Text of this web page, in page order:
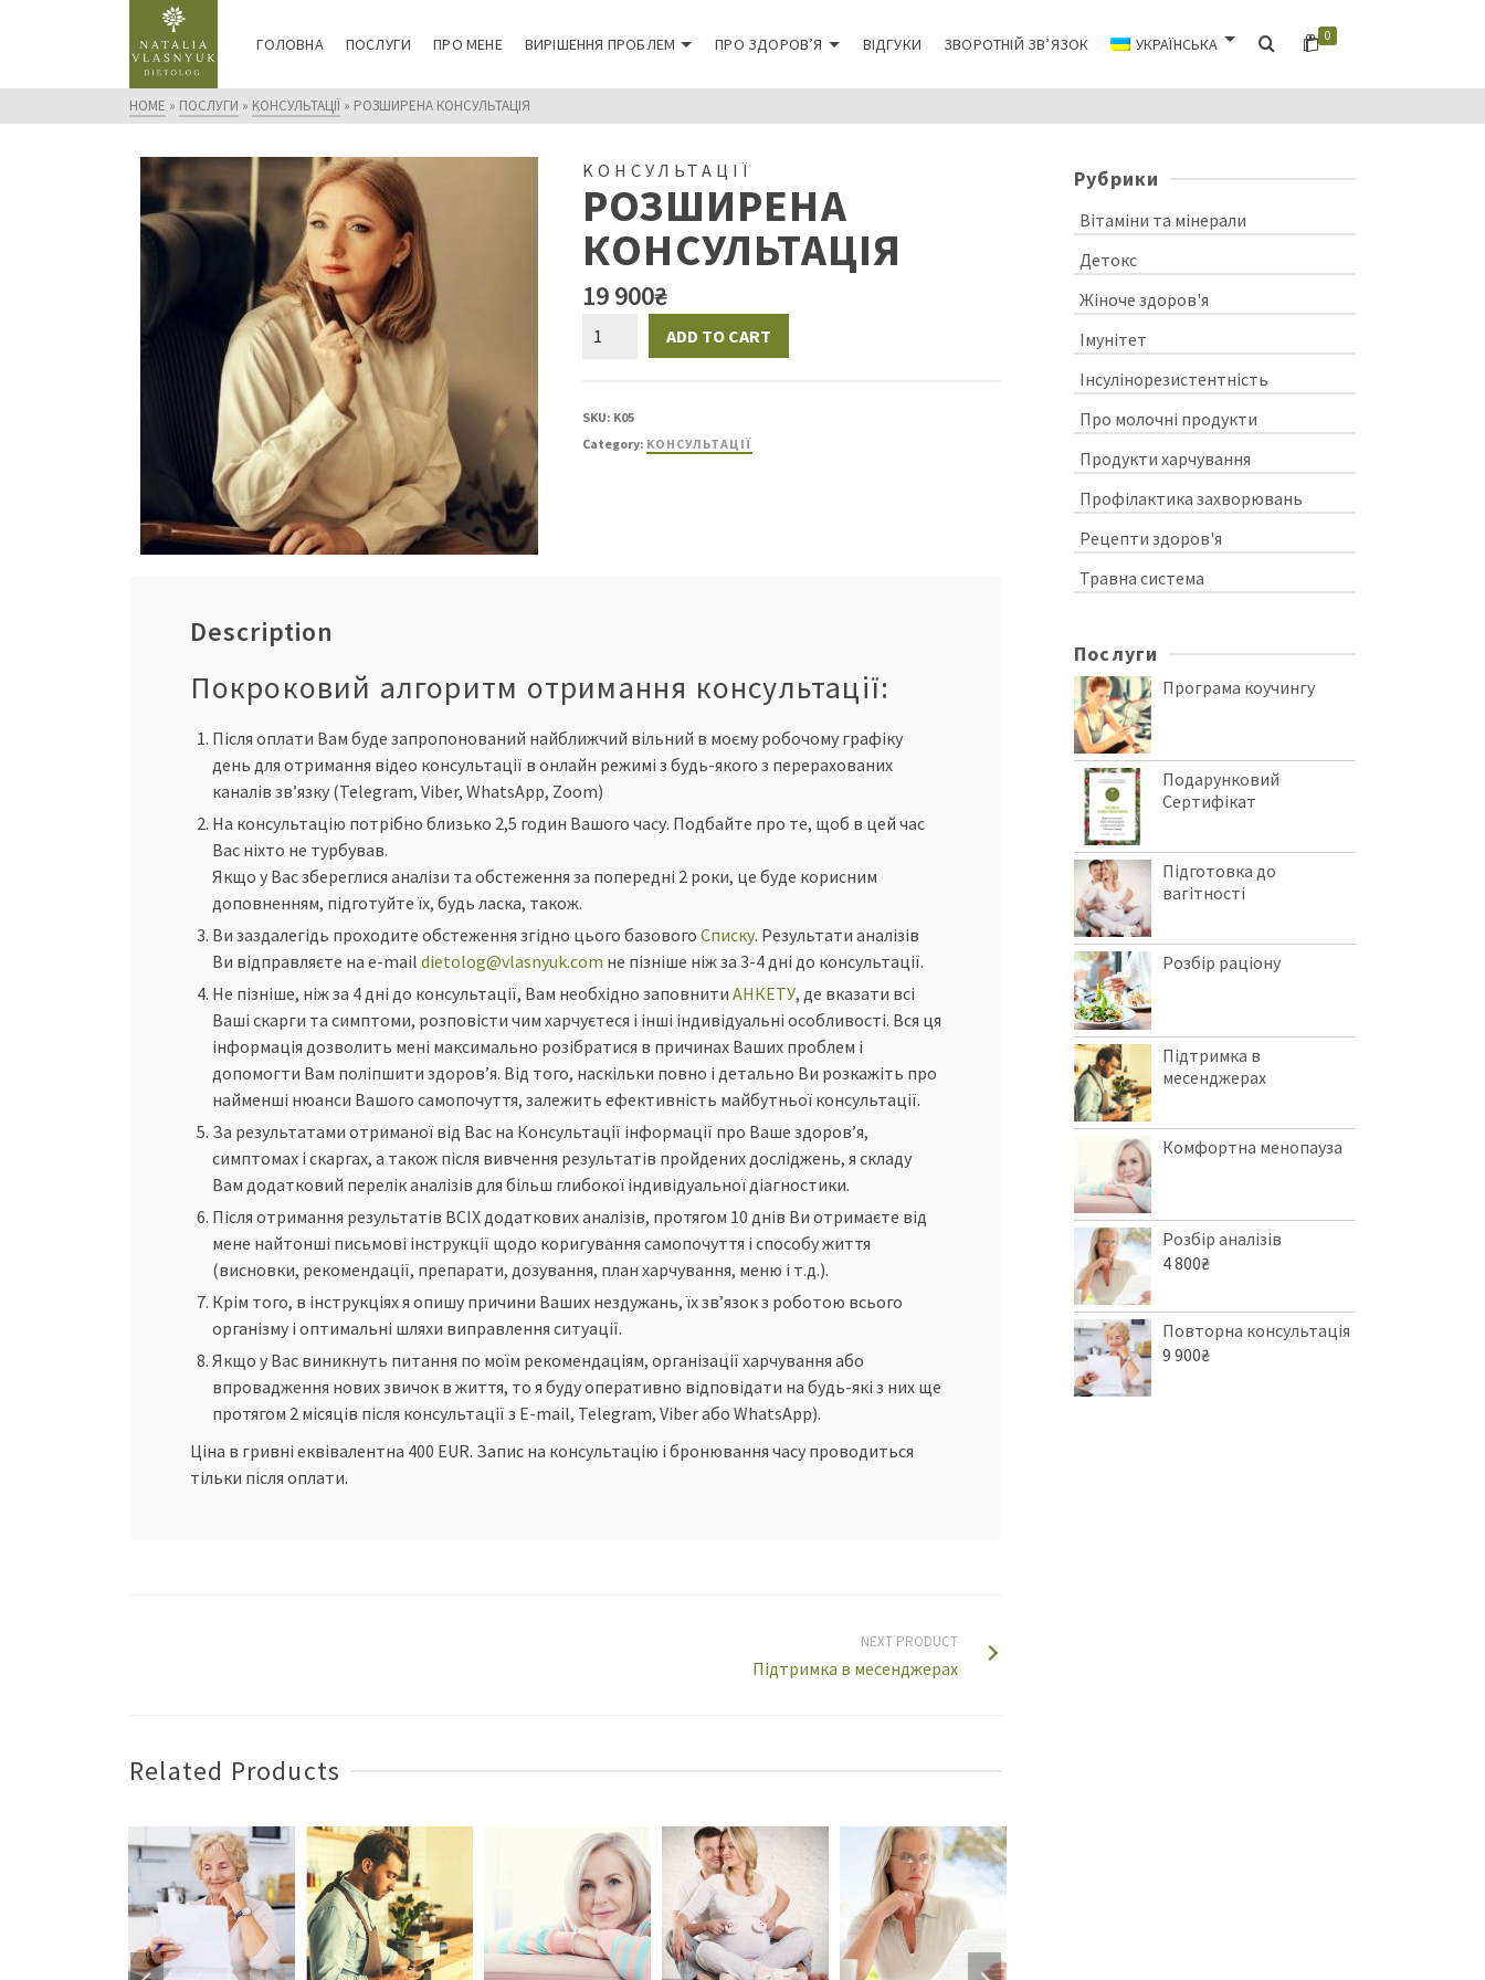
ГОЛОВНА ПОСЛУГИ ПРО МЕНЕ ВИРІШЕННЯ ПРОБЛЕМ ПРО ЗДОРОВ’Я ВІДГУКИ ЗВОРОТНІЙ ЗВ’ЯЗОК УКРАЇНСЬКА 0
HOME » ПОСЛУГИ » KОНСУЛЬТАЦІЇ » РОЗШИРЕНА КОНСУЛЬТАЦІЯ
KОНСУЛЬТАЦІЇ
РОЗШИРЕНА
КОНСУЛЬТАЦІЯ
19 900₴
ADD TO CART
SKU: K05
Category: KОНСУЛЬТАЦІЇ
Description
Покроковий алгоритм отримання консультації:
Після оплати Вам буде запропонований найближчий вільний в моєму робочому графіку
день для отримання відео консультації в онлайн режимі з будь-якого з перерахованих
каналів зв’язку (Telegram, Viber, WhatsApp, Zoom)
На консультацію потрібно близько 2,5 годин Вашого часу. Подбайте про те, щоб в цей час
Вас ніхто не турбував.
Якщо у Вас збереглися аналізи та обстеження за попередні 2 роки, це буде корисним
доповненням, підготуйте їх, будь ласка, також.
Ви заздалегідь проходите обстеження згідно цього базового Списку. Результати аналізів
Ви відправляєте на е-mail dietolog@vlasnyuk.com не пізніше ніж за 3-4 дні до консультації.
Не пізніше, ніж за 4 дні до консультації, Вам необхідно заповнити АНКЕТУ, де вказати всі
Ваші скарги та симптоми, розповісти чим харчуєтеся і інші індивідуальні особливості. Вся ця
інформація дозволить мені максимально розібратися в причинах Ваших проблем і
допомогти Вам поліпшити здоров’я. Від того, наскільки повно і детально Ви розкажіть про
найменші нюанси Вашого самопочуття, залежить ефективність майбутньої консультації.
За результатами отриманої від Вас на Консультації інформації про Ваше здоров’я,
симптомах і скаргах, а також після вивчення результатів пройдених досліджень, я складу
Вам додатковий перелік аналізів для більш глибокої індивідуальної діагностики.
Після отримання результатів ВСІХ додаткових аналізів, протягом 10 днів Ви отримаєте від
мене найтонші письмові інструкції щодо коригування самопочуття і способу життя
(висновки, рекомендації, препарати, дозування, план харчування, меню і т.д.).
Крім того, в інструкціях я опишу причини Ваших нездужань, їх зв’язок з роботою всього
організму і оптимальні шляхи виправлення ситуації.
Якщо у Вас виникнуть питання по моїм рекомендаціям, організації харчування або
впровадження нових звичок в життя, то я буду оперативно відповідати на будь-які з них ще
протягом 2 місяців після консультації з E-mail, Telegram, Viber або WhatsApp).
Ціна в гривні еквівалентна 400 EUR. Запис на консультацію і бронювання часу проводиться
тільки після оплати.
NEXT PRODUCT
Підтримка в месенджерах
Related Products
Рубрики
Вітаміни та мінерали
Детокс
Жіноче здоров'я
Імунітет
Інсулінорезистентність
Про молочні продукти
Продукти харчування
Профілактика захворювань
Рецепти здоров'я
Травна система
Послуги
Програма коучингу
Подарунковий
Сертифікат
Підготовка до
вагітності
Розбір раціону
Підтримка в
месенджерах
Комфортна менопауза
Розбір аналізів
4 800₴
Повторна консультація
9 900₴